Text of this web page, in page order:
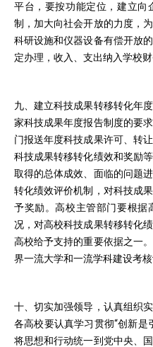
平台，要按功能定位，建立向
制，加大向社会开放的力度，
科研设施和仪器设备有偿开放
定办理，收入、支出纳入学校财
九、建立科技成果转移转化年
家科技成果年度报告制度的要
门报送年度科技成果许可、转
科技成果转移转化绩效和奖励
取得的总体成效、面临的问题
转化绩效评价机制，对科技成
予奖励。高校主管部门要根据
况，对高校科技成果转移转化
高校给予支持的重要依据之一
界一流大学和一流学科建设考核
十、切实加强领导，认真组织
各高校要认真学习贯彻“创新是
将思想和行动统一到党中央、